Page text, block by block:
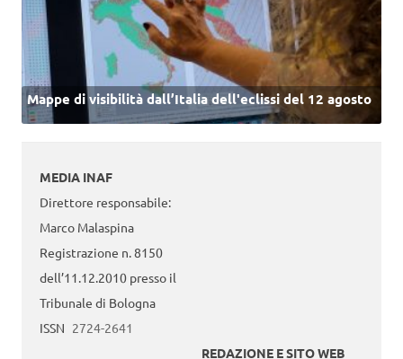
Mappe di visibilità dall’Italia dell'eclissi del 12 agosto
MEDIA INAF
Direttore responsabile:
Marco Malaspina
Registrazione n. 8150
dell’11.12.2010 presso il
Tribunale di Bologna
ISSN 2724-2641
REDAZIONE E SITO WEB